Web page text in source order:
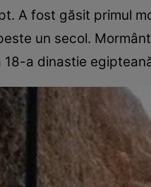
A fost găsit primul
un secol.
a dinastie